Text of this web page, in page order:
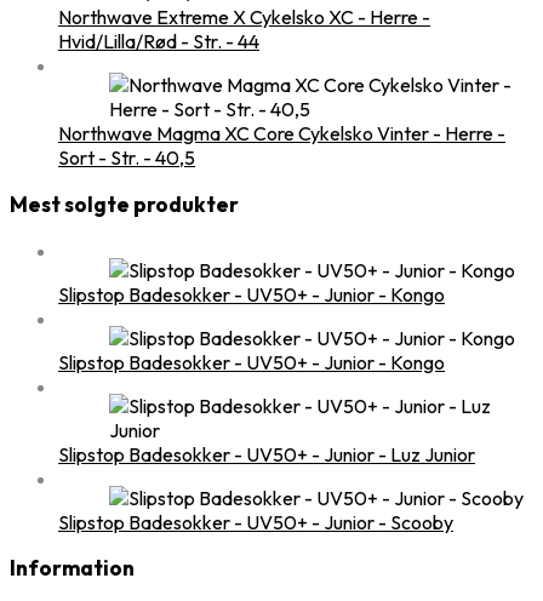
Northwave Extreme X Cykelsko XC - Herre -
Hvid/Lilla/Rød - Str. - 44
Northwave Magma XC Core Cykelsko Vinter - Herre -
Sort - Str. - 40,5
Mest solgte produkter
Slipstop Badesokker - UV50+ - Junior - Kongo
Slipstop Badesokker - UV50+ - Junior - Kongo
Slipstop Badesokker - UV50+ - Junior - Luz Junior
Slipstop Badesokker - UV50+ - Junior - Scooby
Information